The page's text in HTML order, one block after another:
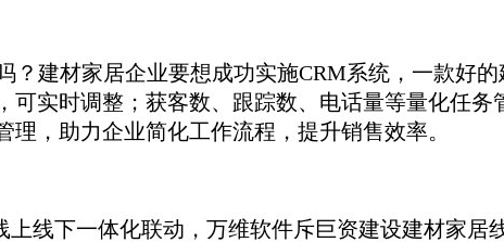
建材家居企业要想成功实施CRM系统，一款好
实时调整；获客数、跟踪数、电话量等量化任
，助力企业简化工作流程，提升销售效率。
线下一体化联动，万维软件斥巨资建设建材家居